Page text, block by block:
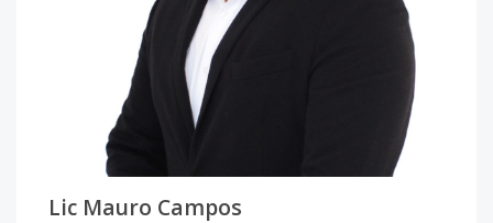
Lic Mauro Campos